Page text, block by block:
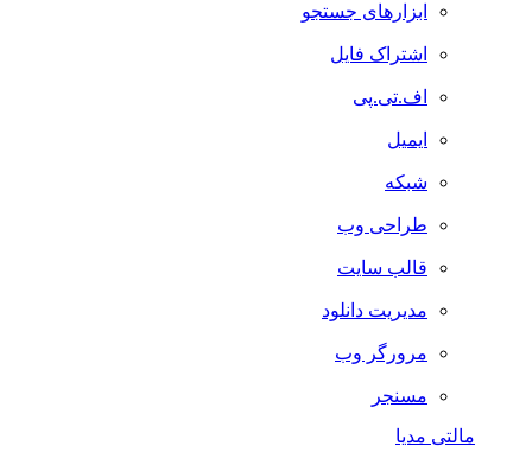
ابزارهای جستجو
اشتراک فایل
اف.تی.پی
ایمیل
شبکه
طراحی وب
قالب سایت
مدیریت دانلود
مرورگر وب
مسنجر
مالتی مدیا